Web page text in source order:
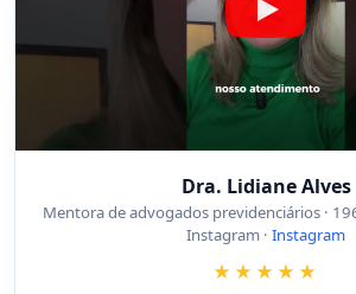
Dra. Lidiane Alves
Mentora de advogados previdenciários ·
Instagram · Instagram
★★★★★